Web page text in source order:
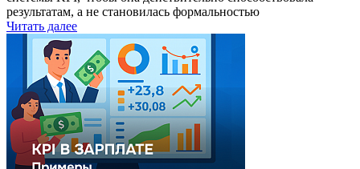
результатам, а не становилась формальностью
Читать далее